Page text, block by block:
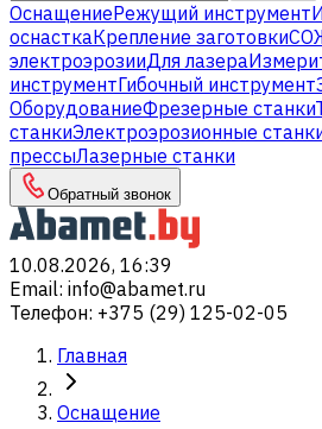
ОснащениеРежущий инструмент
оснасткаКрепление заготовки
электроэрозииДля лазера
инструментГибочный инструмент
ОборудованиеФрезерные станки
станкиЭлектроэрозионные
прессыЛазерные станки
Обратный звонок
10.08.2026, 16:39
Email: info@abamet.ru
Телефон: +375 (29) 125-02-05
Главная
Оснащение